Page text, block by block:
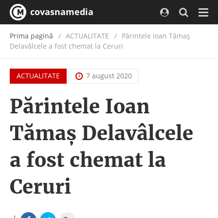
covasnamedia
Prima pagină ACTUALITATE / Părintele Ioan Tămaș
Delavâlcele a fost chemat la Ceruri
ACTUALITATE 7 august 2020
Părintele Ioan
Tămaș Delavâlcele
a fost chemat la
Ceruri